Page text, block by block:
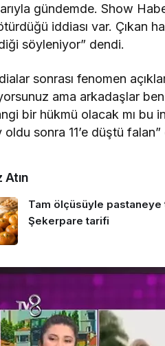
gündemde. Show
iddiası var. Çıkan
söyleniyor” dendi.
sonrası fenomen
ama arkadaşlar ben
bir hükmü olacak mı bu
oldu sonra 11’e düştü falan”
Atın
Tam ölçüsüyle pastaneye
Şekerpare tarifi